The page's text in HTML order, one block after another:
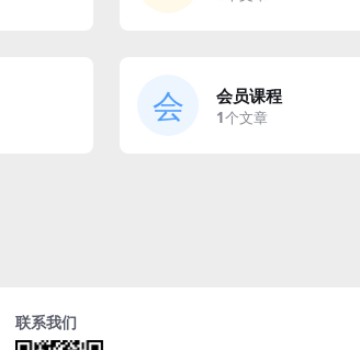
会 会员课程
1个文章
联系我们